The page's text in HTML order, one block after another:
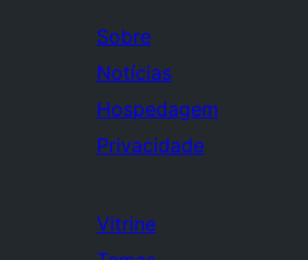
Sobre
Notícias
Hospedagem
Privacidade
Vitrine